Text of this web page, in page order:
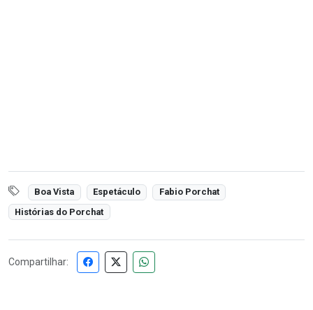
Boa Vista Espetáculo
Fabio Porchat
Histórias do Porchat
Compartilhar: